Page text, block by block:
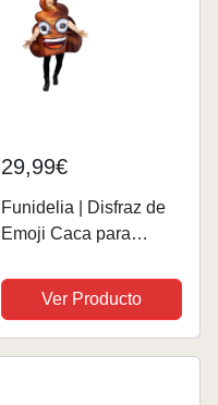
29,99€
Funidelia | Disfraz de
Emoji Caca para
Emoticono, Whatsapp,
Original y Divertido -
Disfraz para adultos y
Ver Producto